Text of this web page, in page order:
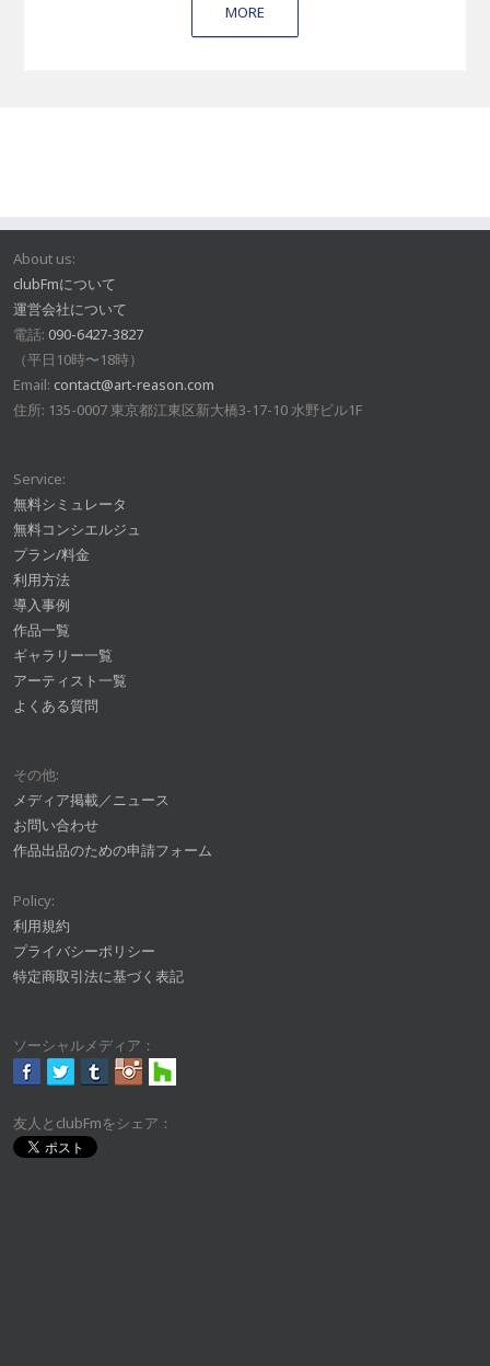
MORE
About us:
clubFmについて
運営会社について
電話: 090-6427-3827
（平日10時〜18時）
Email: contact@art-reason.com
住所: 135-0007 東京都江東区新大橋3-17-10 水野ビル1F
Service:
無料シミュレータ
無料コンシエルジュ
プラン/料金
利用方法
導入事例
作品一覧
ギャラリー一覧
アーティスト一覧
よくある質問
その他:
メディア掲載／ニュース
お問い合わせ
作品出品のための申請フォーム
Policy:
利用規約
プライバシーポリシー
特定商取引法に基づく表記
ソーシャルメディア：
友人とclubFmをシェア：